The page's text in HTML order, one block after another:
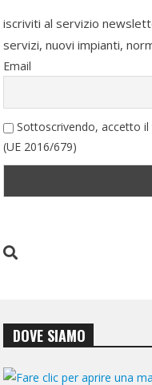
iscriviti al servizio
servizi, nuovi impianti,
Email
Sottoscrivendo, accetto
(UE 2016/679)
DOVE SIAMO